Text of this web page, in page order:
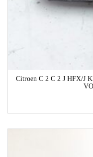
Citroen C 2 C 2 J HFX/J